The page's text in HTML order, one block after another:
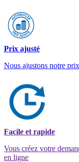
Prix ajusté
Nous ajustons notre
Facile et rapide
Vous créez votre
en ligne